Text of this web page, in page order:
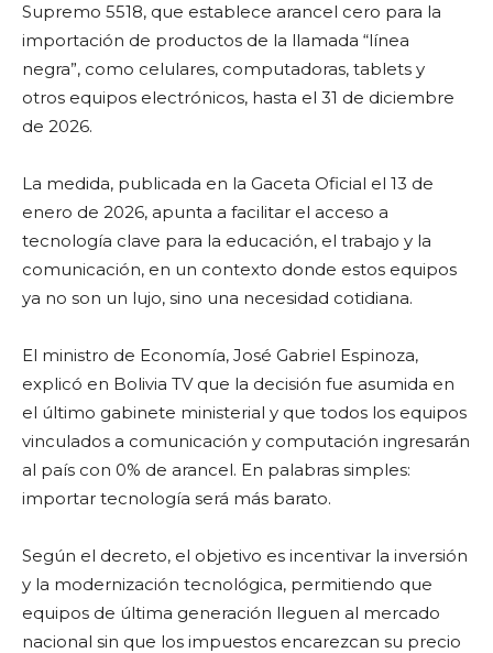
Supremo 5518, que establece arancel cero para la
importación de productos de la llamada “línea
negra”, como celulares, computadoras, tablets y
otros equipos electrónicos, hasta el 31 de diciembre
de 2026.
La medida, publicada en la Gaceta Oficial el 13 de
enero de 2026, apunta a facilitar el acceso a
tecnología clave para la educación, el trabajo y la
comunicación, en un contexto donde estos equipos
ya no son un lujo, sino una necesidad cotidiana.
El ministro de Economía, José Gabriel Espinoza,
explicó en Bolivia TV que la decisión fue asumida en
el último gabinete ministerial y que todos los equipos
vinculados a comunicación y computación ingresarán
al país con 0% de arancel. En palabras simples:
importar tecnología será más barato.
Según el decreto, el objetivo es incentivar la inversión
y la modernización tecnológica, permitiendo que
equipos de última generación lleguen al mercado
nacional sin que los impuestos encarezcan su precio